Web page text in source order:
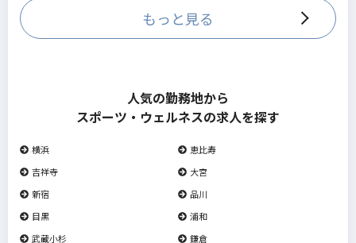
もっと見る
人気の勤務地から
スポーツ・ウェルネスの求人を探す
横浜
恵比寿
吉祥寺
大宮
新宿
品川
目黒
浦和
武蔵小杉
鎌倉